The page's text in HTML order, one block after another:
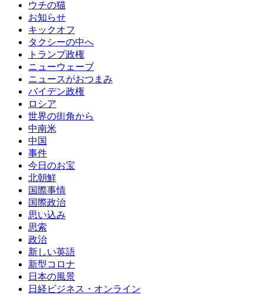
ウチの猫
お知らせ
キックオフ
タクシーの中へ
トランプ政権
ニューウェーブ
ニュースがおつまみ
バイデン政権
ロシア
世界の街角から
中南米
中国
事件
今日のお宝
北朝鮮
国際事情
国際政治
思い込み
思索
政治
新しい英語
新型コロナ
日本の風景
日経ビジネス・オンライン